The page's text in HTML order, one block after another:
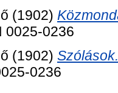
(1902)
0025-0236
(1902) Szólások.
0236